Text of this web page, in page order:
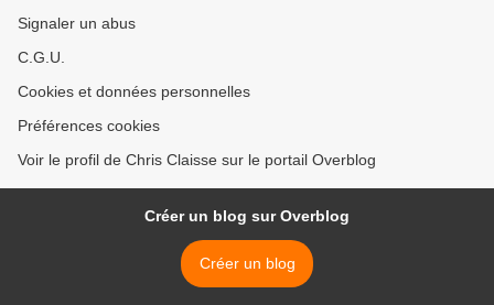
Signaler un abus
C.G.U.
Cookies et données personnelles
Préférences cookies
Voir le profil de Chris Claisse sur le portail Overblog
Créer un blog sur Overblog
Créer un blog